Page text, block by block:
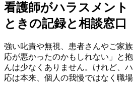
看護師がハラスメント
ときの記録と相談窓口
強い叱責や無視、患者さんやご家
応が悪かったのかもしれない」と
んは少なくありません。けれど、
応は本来、個人の我慢ではなく職